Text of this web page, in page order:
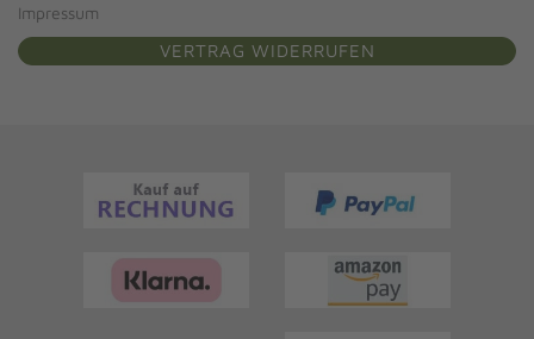
Impressum
VERTRAG WIDERRUFEN